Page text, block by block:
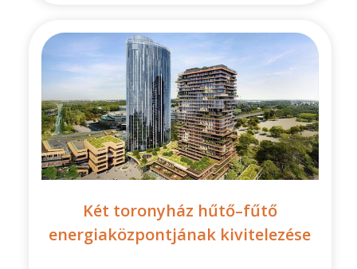
Két toronyház hűtő–fűtő
energiaközpontjának kivitelezése